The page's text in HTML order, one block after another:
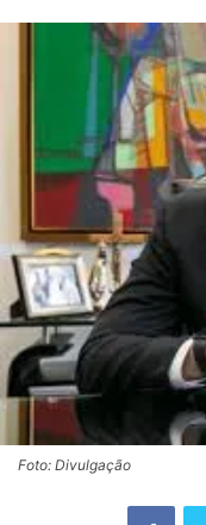
Foto: Divulgação